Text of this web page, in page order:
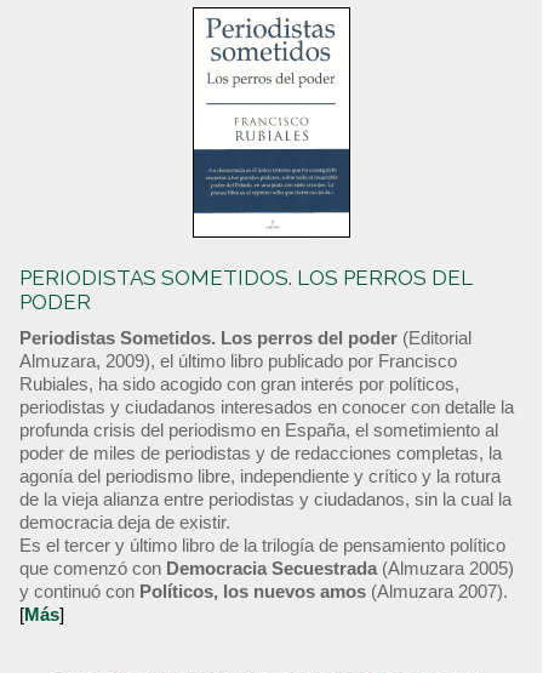
PERIODISTAS SOMETIDOS. LOS PERROS DEL
PODER
Periodistas Sometidos. Los perros del poder (Editorial
Almuzara, 2009), el último libro publicado por Francisco
Rubiales, ha sido acogido con gran interés por políticos,
periodistas y ciudadanos interesados en conocer con detalle la
profunda crisis del periodismo en España, el sometimiento al
poder de miles de periodistas y de redacciones completas, la
agonía del periodismo libre, independiente y crítico y la rotura
de la vieja alianza entre periodistas y ciudadanos, sin la cual la
democracia deja de existir.
Es el tercer y último libro de la trilogía de pensamiento político
que comenzó con Democracia Secuestrada (Almuzara 2005)
y continuó con Políticos, los nuevos amos (Almuzara 2007).
[Más]